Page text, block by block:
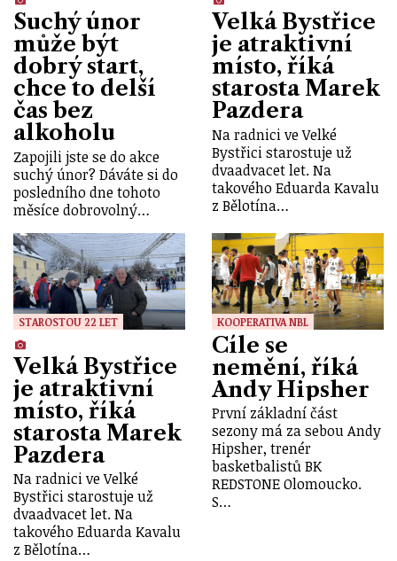
Suchý únor
může být
dobrý start,
chce to delší
čas bez
alkoholu
Zapojili jste se do akce
suchý únor? Dáváte si do
posledního dne tohoto
měsíce dobrovolný…
Velká Bystřice
je atraktivní
místo, říká
starosta Marek
Pazdera
Na radnici ve Velké
Bystřici starostuje už
dvaadvacet let. Na
takového Eduarda Kavalu
z Bělotína…
STAROSTOU 22 LET
Velká Bystřice
je atraktivní
místo, říká
starosta Marek
Pazdera
Na radnici ve Velké
Bystřici starostuje už
dvaadvacet let. Na
takového Eduarda Kavalu
z Bělotína…
KOOPERATIVA NBL
Cíle se
nemění, říká
Andy Hipsher
První základní část
sezony má za sebou Andy
Hipsher, trenér
basketbalistů BK
REDSTONE Olomoucko.
S…